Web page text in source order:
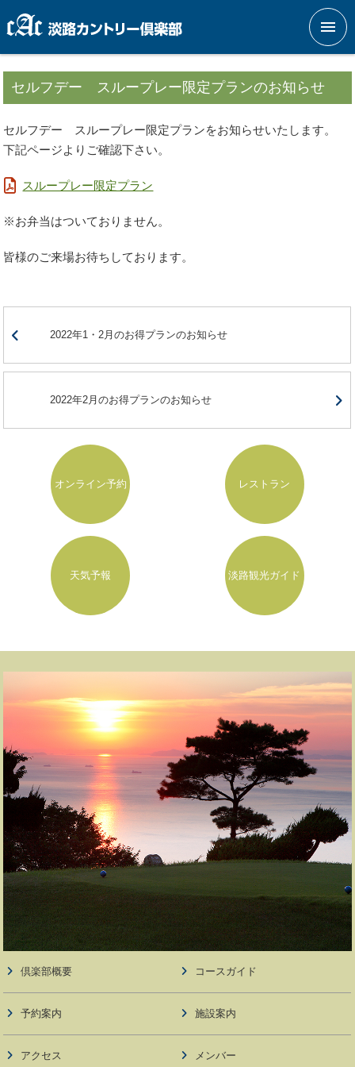
メニ
セルフデー スループレー限定プランのお知らせ
セルフデー スループレー限定プランをお知らせいたします。
下記ページよりご確認下さい。
スループレー限定プラン
※お弁当はついておりません。
皆様のご来場お待ちしております。
2022年1・2月のお得プランのお知らせ
2022年2月のお得プランのお知らせ
オンライン予約 レストラン
天気予報 淡路観光ガイド
倶楽部概要 コースガイド
予約案内 施設案内
アクセス メンバー